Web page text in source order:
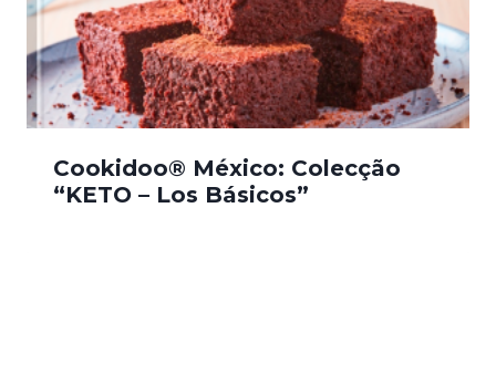
Cookidoo® México: Colecção
“KETO – Los Básicos”